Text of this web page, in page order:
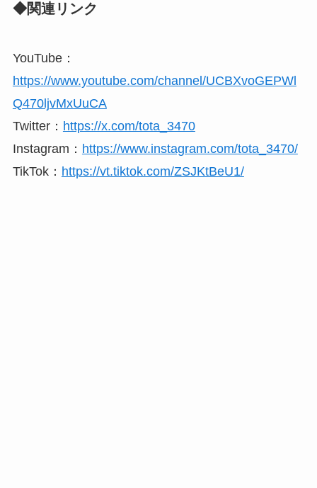
◆関連リンク
YouTube：
https://www.youtube.com/channel/UCBXvoGEPWl
Q470ljvMxUuCA
Twitter： https://x.com/tota_3470
Instagram： https://www.instagram.com/tota_3470/
TikTok： https://vt.tiktok.com/ZSJKtBeU1/